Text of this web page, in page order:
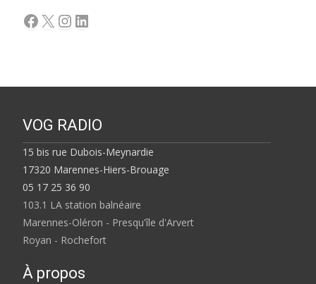
Facebook
X Instagram
LinkedIn
VOG RADIO
15 bis rue Dubois-Meynardie
17320 Marennes-Hiers-Brouage
05 17 25 36 90
103.1 LA station balnéaire
Marennes-Oléron - Presqu'île d'Arvert
Royan - Rochefort
À propos